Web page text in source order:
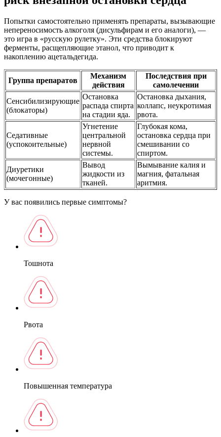
Попытки самостоятельно применять препараты, вызывающие
непереносимость алкоголя (дисульфирам и его аналоги), —
это игра в «русскую рулетку». Эти средства блокируют
ферменты, расщепляющие этанол, что приводит к
накоплению ацетальдегида.
Группа препаратов
Механизм
действия
Последствия при
самолечении
Сенсибилизирующие
(блокаторы)
Остановка
распада спирта
на стадии яда.
Остановка дыхания,
коллапс, неукротимая
рвота.
Седативные
(успокоительные)
Угнетение
центральной
нервной
системы.
Глубокая кома,
остановка сердца при
смешивании со
спиртом.
Диуретики
(мочегонные)
Вывод
жидкости из
тканей.
Вымывание калия и
магния, фатальная
аритмия.
У вас появились первые симптомы?
Тошнота
Рвота
Повышенная температура